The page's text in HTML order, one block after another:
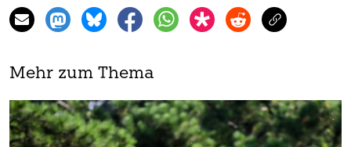
Mehr zum Thema